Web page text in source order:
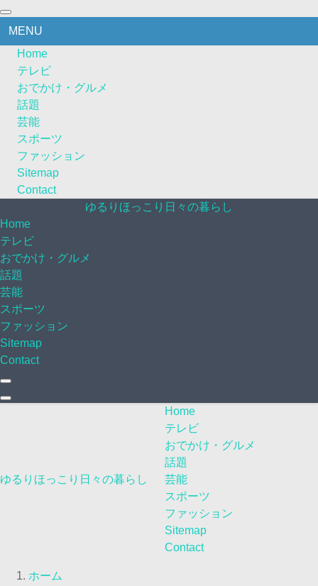
MENU
Home
テレビ
おでかけ・グルメ
話題
芸能
スポーツ
ファッション
Sitemap
Contact
ゆるりほっこり日々の暮らし
Home
テレビ
おでかけ・グルメ
話題
芸能
スポーツ
ファッション
Sitemap
Contact
ゆるりほっこり日々の暮らし
Home
テレビ
おでかけ・グルメ
話題
芸能
スポーツ
ファッション
Sitemap
Contact
ホーム